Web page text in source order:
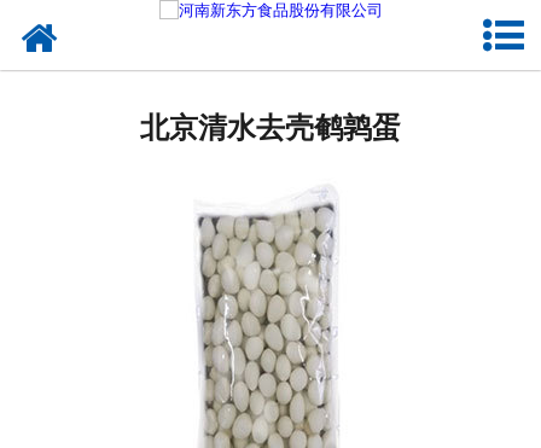
北京熟食品
北京调味品
北京鸡蛋壳粉
北京新东方食品
北京清水去壳鹌鹑蛋